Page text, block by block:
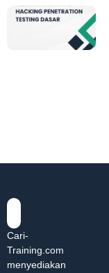
Cari-
Training.com
menyediakan